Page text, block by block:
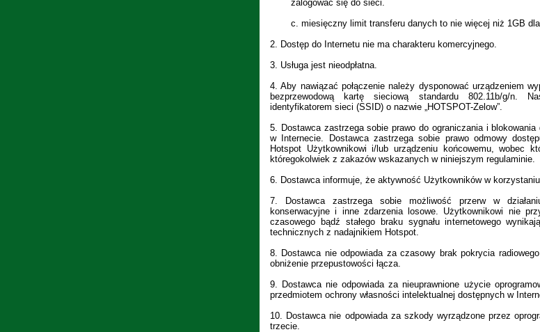
zalogować się do sieci.
c. miesięczny limit transferu danych to nie więcej niż 1GB
2. Dostęp do Internetu nie ma charakteru komercyjnego.
3. Usługa jest nieodpłatna.
4. Aby nawiązać połączenie należy dysponować urządzeniem
bezprzewodową kartę sieciową standardu 802.11b/g/n.
identyfikatorem sieci (SSID) o nazwie „HOTSPOT-Zelow”.
5.
Dostawca zastrzega sobie prawo do ograniczania i
w Internecie. Dostawca zastrzega sobie prawo odmowy
Hotspot Użytkownikowi i/lub urządzeniu końcowemu, wobec
któregokolwiek z zakazów wskazanych w niniejszym regulaminie.
6. Dostawca informuje, że aktywność Użytkowników w
7.
Dostawca zastrzega sobie możliwość przerw w
konserwacyjne i inne zdarzenia losowe. Użytkownikowi nie
czasowego bądź stałego braku sygnału internetowego
technicznych z nadajnikiem Hotspot.
8.
Dostawca nie odpowiada za czasowy brak pokrycia
obniżenie przepustowości łącza.
9.
Dostawca nie odpowiada za nieuprawnione użycie
przedmiotem ochrony własności intelektualnej dostępnych w
10.
Dostawca nie odpowiada za szkody wyrządzone przez
trzecie.